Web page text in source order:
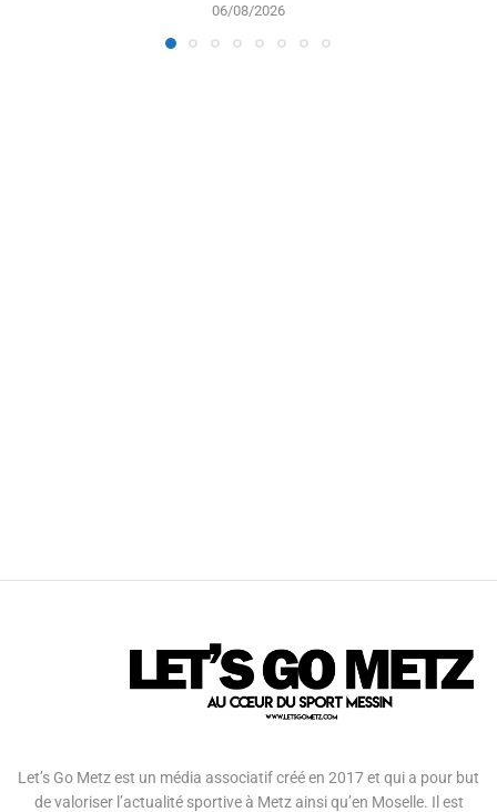
06/08/2026
Let’s Go Metz est un média associatif créé en 2017 et qui a pour but
de valoriser l’actualité sportive à Metz ainsi qu’en Moselle. Il est